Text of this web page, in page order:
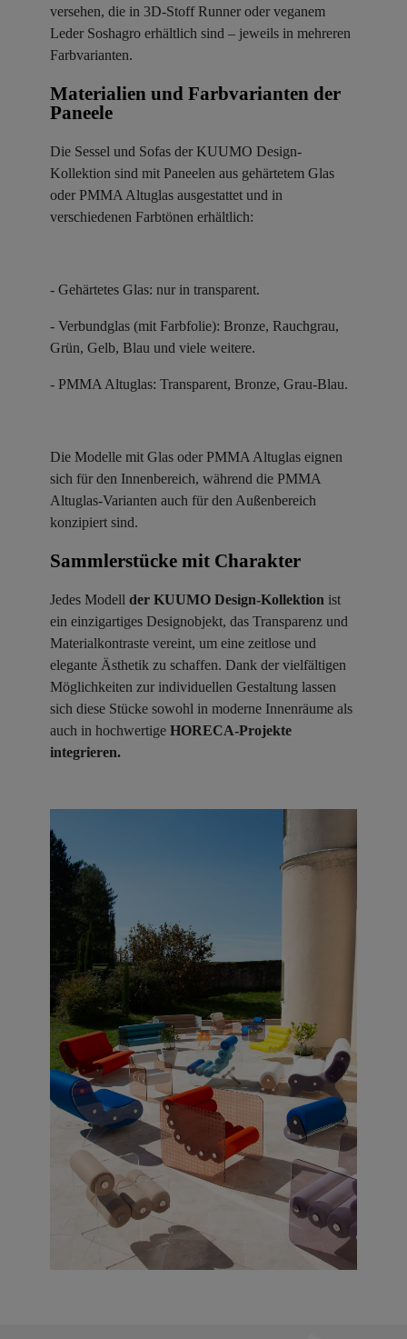
versehen, die in 3D-Stoff Runner oder veganem
Leder Soshagro erhältlich sind – jeweils in mehreren
Farbvarianten.
Materialien und Farbvarianten der
Paneele ​
Die Sessel und Sofas der KUUMO Design-
Kollektion sind mit Paneelen aus gehärtetem Glas
oder PMMA Altuglas ausgestattet und in
verschiedenen Farbtönen erhältlich:
- Gehärtetes Glas: nur in transparent.
- Verbundglas (mit Farbfolie): Bronze, Rauchgrau,
Grün, Gelb, Blau und viele weitere.
- PMMA Altuglas: Transparent, Bronze, Grau-Blau.
Die Modelle mit Glas oder PMMA Altuglas eignen
sich für den Innenbereich, während die PMMA
Altuglas-Varianten auch für den Außenbereich
konzipiert sind.
Sammlerstücke mit Charakter ​
Jedes Modell der KUUMO Design-Kollektion ist
ein einzigartiges Designobjekt, das Transparenz und
Materialkontraste vereint, um eine zeitlose und
elegante Ästhetik zu schaffen. Dank der vielfältigen
Möglichkeiten zur individuellen Gestaltung lassen
sich diese Stücke sowohl in moderne Innenräume als
auch in hochwertige HORECA-Projekte
integrieren.